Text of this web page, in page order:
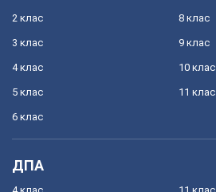
2 клас
3 клас
4 клас
5 клас
6 клас
8 клас
9 клас
10 клас
11 клас
ДПА